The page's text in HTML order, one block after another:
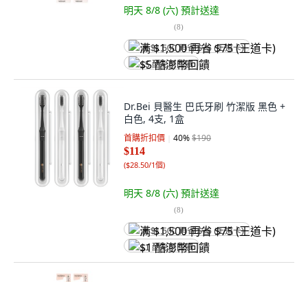
明天 8/8 (六) 預計送達
(8)
满 $1,500 再省 $75 (王道卡)
$5 酷澎幣回饋
Dr.Bei 貝醫生 巴氏牙刷 竹潔版 黑色 +
白色, 4支, 1盒
首購折扣價 40%$190
$114
($28.50/1個)
明天 8/8 (六) 預計送達
(8)
满 $1,500 再省 $75 (王道卡)
$1 酷澎幣回饋